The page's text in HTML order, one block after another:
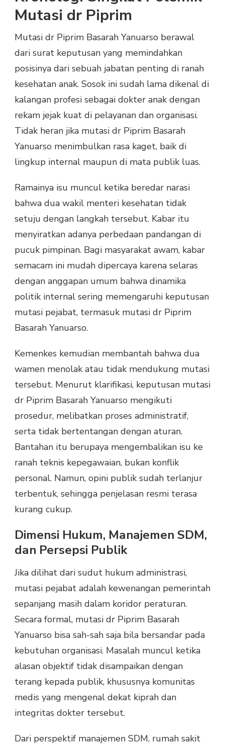
Mutasi dr Piprim
Mutasi dr Piprim Basarah Yanuarso berawal
dari surat keputusan yang memindahkan
posisinya dari sebuah jabatan penting di ranah
kesehatan anak. Sosok ini sudah lama dikenal di
kalangan profesi sebagai dokter anak dengan
rekam jejak kuat di pelayanan dan organisasi.
Tidak heran jika mutasi dr Piprim Basarah
Yanuarso menimbulkan rasa kaget, baik di
lingkup internal maupun di mata publik luas.
Ramainya isu muncul ketika beredar narasi
bahwa dua wakil menteri kesehatan tidak
setuju dengan langkah tersebut. Kabar itu
menyiratkan adanya perbedaan pandangan di
pucuk pimpinan. Bagi masyarakat awam, kabar
semacam ini mudah dipercaya karena selaras
dengan anggapan umum bahwa dinamika
politik internal sering memengaruhi keputusan
mutasi pejabat, termasuk mutasi dr Piprim
Basarah Yanuarso.
Kemenkes kemudian membantah bahwa dua
wamen menolak atau tidak mendukung mutasi
tersebut. Menurut klarifikasi, keputusan mutasi
dr Piprim Basarah Yanuarso mengikuti
prosedur, melibatkan proses administratif,
serta tidak bertentangan dengan aturan.
Bantahan itu berupaya mengembalikan isu ke
ranah teknis kepegawaian, bukan konflik
personal. Namun, opini publik sudah terlanjur
terbentuk, sehingga penjelasan resmi terasa
kurang cukup.
Dimensi Hukum, Manajemen SDM,
dan Persepsi Publik
Jika dilihat dari sudut hukum administrasi,
mutasi pejabat adalah kewenangan pemerintah
sepanjang masih dalam koridor peraturan.
Secara formal, mutasi dr Piprim Basarah
Yanuarso bisa sah-sah saja bila bersandar pada
kebutuhan organisasi. Masalah muncul ketika
alasan objektif tidak disampaikan dengan
terang kepada publik, khususnya komunitas
medis yang mengenal dekat kiprah dan
integritas dokter tersebut.
Dari perspektif manajemen SDM, rumah sakit